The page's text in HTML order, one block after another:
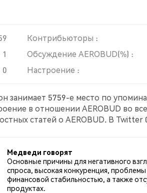
Контрибьюторы :
1 Обсуждение AEROBUD(%) :
0 Настроение :
занимает 5759-е место по
в отношении AEROBUD во
статей о AEROBUD. В Twitter
Медведи говорят
Основные причины для негативного
спроса, высокая конкуренция,
финансовой стабильностью, а также
продуктах.